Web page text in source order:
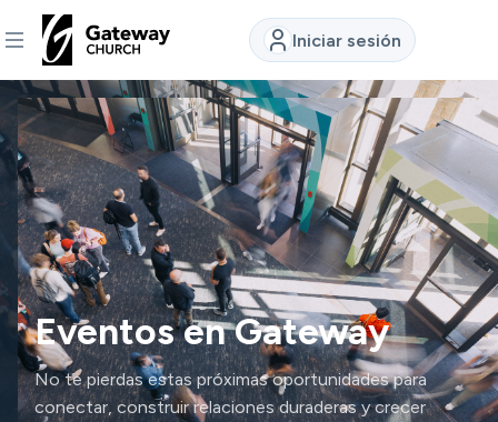
Iniciar sesión
DESCUBRE
Quiénes
somos
Ver
Ubicaciones
Eventos en Gateway
No te pierdas estas próximas oportunidades para
conectar, construir relaciones duraderas y crecer